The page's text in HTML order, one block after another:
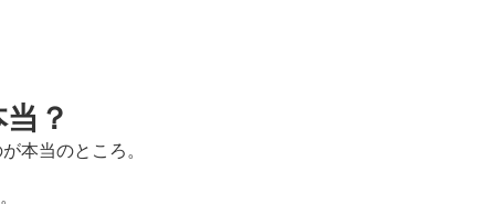
？
本当のところ。